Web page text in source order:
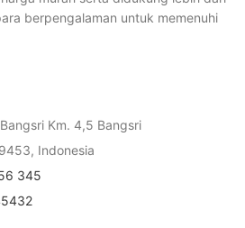
berpengalaman untuk memenuhi
Km. 4,5 Bangsri
Indonesia
345